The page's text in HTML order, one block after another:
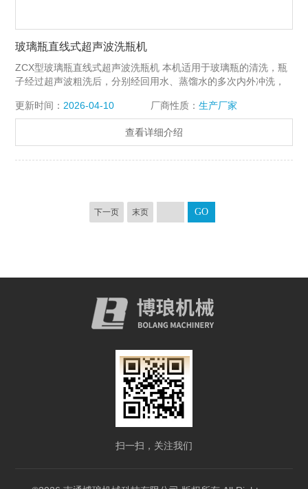
玻璃瓶直线式超声波洗瓶机
ZCX型玻璃瓶直线式超声波洗瓶机 本机适用于玻璃瓶的清洗，瓶
子经过超声波粗洗后，分别经回用水、蒸馏水的多次内外冲洗，
洗瓶机价格结构简单，动作可靠，符合GMP要求，是制药企业和
保健品生产厂家的理想设备。
更新时间： 2026-04-10 厂商性质： 生产厂家
查看详细介绍
下一页 末页
扫一扫，关注我们